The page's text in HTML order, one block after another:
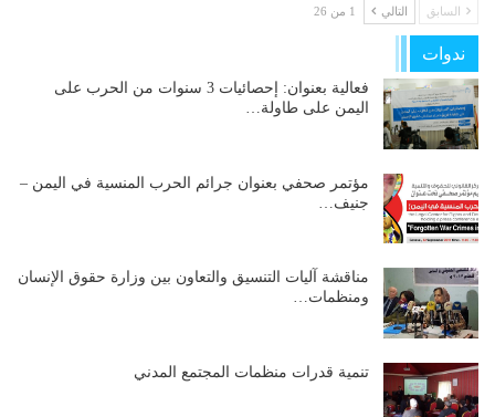
السابق التالي 1 من 26
ندوات
فعالية بعنوان: إحصائيات 3 سنوات من الحرب على
اليمن على طاولة…
مؤتمر صحفي بعنوان جرائم الحرب المنسية في اليمن –
جنيف…
مناقشة آليات التنسيق والتعاون بين وزارة حقوق الإنسان
ومنظمات…
تنمية قدرات منظمات المجتمع المدني